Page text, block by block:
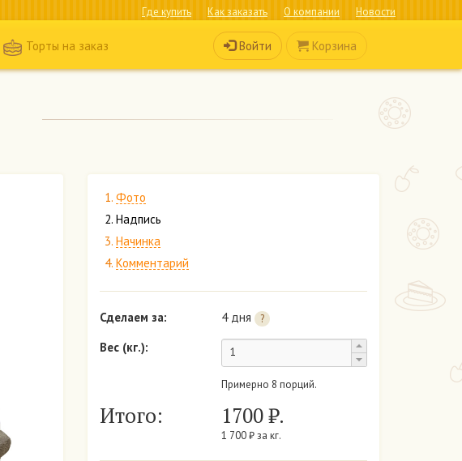
Где купить Как заказать О компании Новости
Торты на заказ Войти Корзина
Фото
Надпись
Начинка
Комментарий
Сделаем за: 4 дня ?
Вес (кг.):
Примерно 8 порций.
Итого: 1700₽.
1 700 ₽ за кг.